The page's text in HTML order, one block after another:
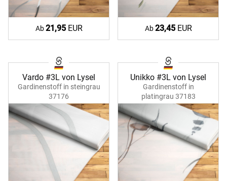
Ab21,95EUR Ab23,45EUR
Vardo #3L von Lysel
Gardinenstoff in steingrau
37176
Unikko #3L von Lysel
Gardinenstoff in
platingrau 37183